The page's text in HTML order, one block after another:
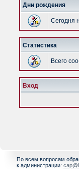
Дни рождения
Сегодня
Статистика
Всего
Вход
По всем вопросам
к администрации: